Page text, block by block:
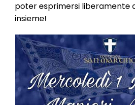
poter esprimersi liberamente
insieme!